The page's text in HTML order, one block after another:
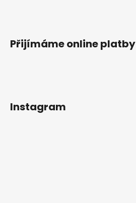
Přijímáme online platby
Instagram